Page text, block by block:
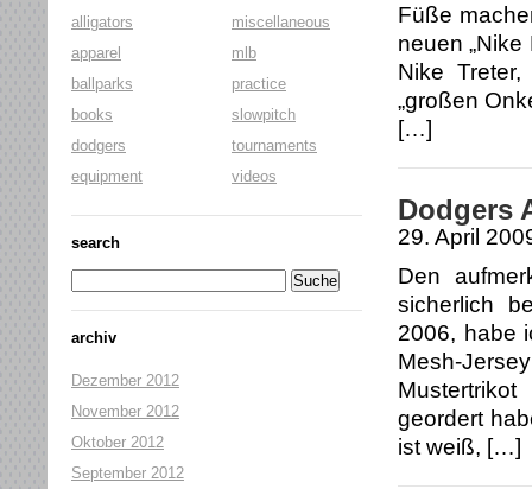
alligators
apparel
ballparks
books
dodgers
equipment
miscellaneous
mlb
practice
slowpitch
tournaments
videos
search
archiv
Dezember 2012
November 2012
Oktober 2012
September 2012
Füße
neuen
Nike
„großen
[…]
Dodgers
29. April
Den
sicherlich
2006, habe
Mesh-
geordert
ist weiß, […]